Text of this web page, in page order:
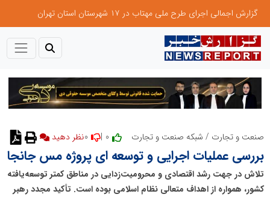
گزارش اجمالی اجرای طرح ملی مهتاب در ۱۷ شهرستان استان تهران
صنعت و تجارت / شبکه صنعت و تجارت نظر دهید
بررسی عملیات اجرایی و توسعه ای پروژه مس جانجا
تلاش در جهت رشد اقتصادی و محرومیت‌زدایی در مناطق کمتر توسعه‌یافته
کشور، همواره از اهداف متعالی نظام اسلامی بوده است. تأکید مجدد رهبر